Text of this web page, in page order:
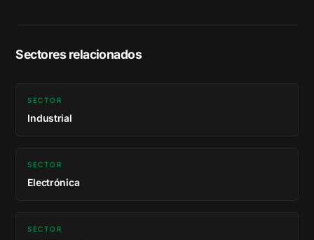
Sectores relacionados
SECTOR
Industrial
SECTOR
Electrónica
SECTOR